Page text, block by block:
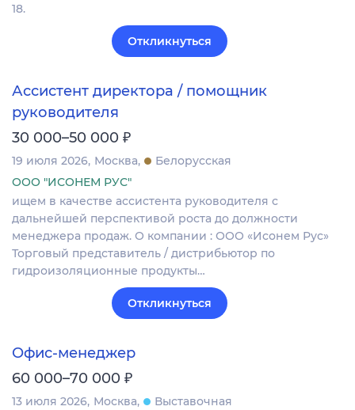
18.
Откликнуться
Ассистент директора / помощник
руководителя
30 000–50 000 ₽
19 июля 2026 Москва
Белорусская
ООО "ИСОНЕМ РУС"
ищем в качестве ассистента руководителя с
дальнейшей перспективой роста до должности
менеджера продаж. О компании : ООО «Исонем Рус»
Торговый представитель / дистрибьютор по
гидроизоляционные продукты…
Откликнуться
Офис-менеджер
60 000–70 000 ₽
13 июля 2026 Москва
Выставочная